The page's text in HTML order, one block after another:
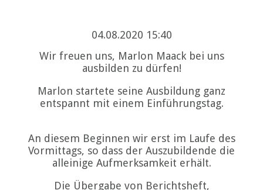
04.08.2020 15:40
Wir freuen uns, Marlon Maack bei uns
ausbilden zu dürfen!
Marlon startete seine Ausbildung ganz
entspannt mit einem Einführungstag.
An diesem Beginnen wir erst im Laufe des
Vormittags, so dass der Auszubildende die
alleinige Aufmerksamkeit erhält.
Die Übergabe von Berichtsheft,